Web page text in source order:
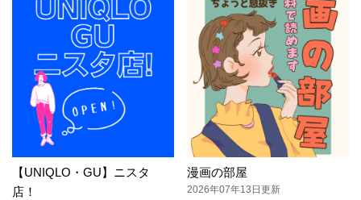
【UNIQLO・GU】ニスタ
店！
漫画の部屋
2026年07年13日更新